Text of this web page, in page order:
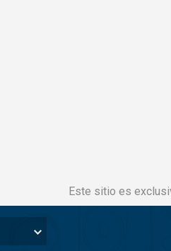
Este sitio es